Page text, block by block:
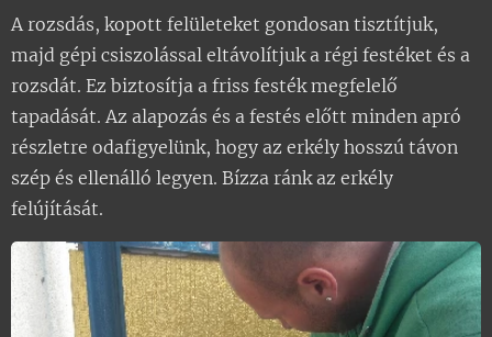
A rozsdás, kopott felületeket gondosan tisztítjuk,
majd gépi csiszolással eltávolítjuk a régi festéket és a
rozsdát. Ez biztosítja a friss festék megfelelő
tapadását. Az alapozás és a festés előtt minden apró
részletre odafigyelünk, hogy az erkély hosszú távon
szép és ellenálló legyen. Bízza ránk az erkély
felújítását.